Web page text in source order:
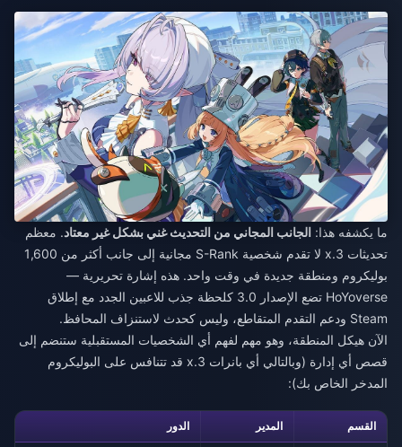
ما يكشفه هذا: الجانب المجاني من التحديث غني بشكل غير معتاد. معظم
تحديثات 3.x لا تقدم شخصية S-Rank مجانية إلى جانب أكثر من 1,600
بوليكروم ومنطقة جديدة في وقت واحد. هذه إشارة تحريرية —
HoYoverse تضع الإصدار 3.0 كلحظة جذب للاعبين الجدد مع إطلاق
Steam ودعم التقدم المتقاطع، وليس كحدث لاستنزاف المحافظ.
الآن هيكل المنطقة، وهو مهم لفهم أي الشخصيات المستقبلية ستنضم إلى
قصص أي إدارة (وبالتالي أي بانرات 3.x قد تتنافس على البوليكروم
المدخر الخاص بك):
القسم المدير الدور